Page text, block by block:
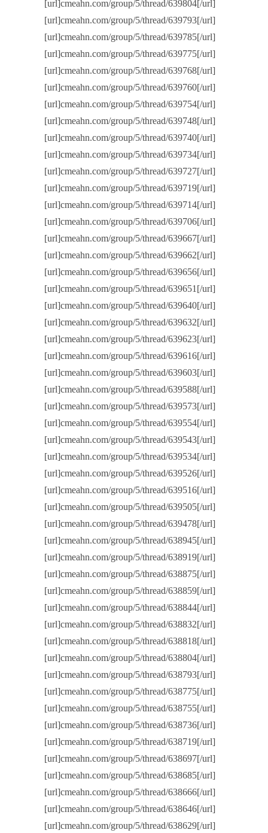
[url]cmeahn.com/group/5/thread/639804[/url]
[url]cmeahn.com/group/5/thread/639793[/url]
[url]cmeahn.com/group/5/thread/639785[/url]
[url]cmeahn.com/group/5/thread/639775[/url]
[url]cmeahn.com/group/5/thread/639768[/url]
[url]cmeahn.com/group/5/thread/639760[/url]
[url]cmeahn.com/group/5/thread/639754[/url]
[url]cmeahn.com/group/5/thread/639748[/url]
[url]cmeahn.com/group/5/thread/639740[/url]
[url]cmeahn.com/group/5/thread/639734[/url]
[url]cmeahn.com/group/5/thread/639727[/url]
[url]cmeahn.com/group/5/thread/639719[/url]
[url]cmeahn.com/group/5/thread/639714[/url]
[url]cmeahn.com/group/5/thread/639706[/url]
[url]cmeahn.com/group/5/thread/639667[/url]
[url]cmeahn.com/group/5/thread/639662[/url]
[url]cmeahn.com/group/5/thread/639656[/url]
[url]cmeahn.com/group/5/thread/639651[/url]
[url]cmeahn.com/group/5/thread/639640[/url]
[url]cmeahn.com/group/5/thread/639632[/url]
[url]cmeahn.com/group/5/thread/639623[/url]
[url]cmeahn.com/group/5/thread/639616[/url]
[url]cmeahn.com/group/5/thread/639603[/url]
[url]cmeahn.com/group/5/thread/639588[/url]
[url]cmeahn.com/group/5/thread/639573[/url]
[url]cmeahn.com/group/5/thread/639554[/url]
[url]cmeahn.com/group/5/thread/639543[/url]
[url]cmeahn.com/group/5/thread/639534[/url]
[url]cmeahn.com/group/5/thread/639526[/url]
[url]cmeahn.com/group/5/thread/639516[/url]
[url]cmeahn.com/group/5/thread/639505[/url]
[url]cmeahn.com/group/5/thread/639478[/url]
[url]cmeahn.com/group/5/thread/638945[/url]
[url]cmeahn.com/group/5/thread/638919[/url]
[url]cmeahn.com/group/5/thread/638875[/url]
[url]cmeahn.com/group/5/thread/638859[/url]
[url]cmeahn.com/group/5/thread/638844[/url]
[url]cmeahn.com/group/5/thread/638832[/url]
[url]cmeahn.com/group/5/thread/638818[/url]
[url]cmeahn.com/group/5/thread/638804[/url]
[url]cmeahn.com/group/5/thread/638793[/url]
[url]cmeahn.com/group/5/thread/638775[/url]
[url]cmeahn.com/group/5/thread/638755[/url]
[url]cmeahn.com/group/5/thread/638736[/url]
[url]cmeahn.com/group/5/thread/638719[/url]
[url]cmeahn.com/group/5/thread/638697[/url]
[url]cmeahn.com/group/5/thread/638685[/url]
[url]cmeahn.com/group/5/thread/638666[/url]
[url]cmeahn.com/group/5/thread/638646[/url]
[url]cmeahn.com/group/5/thread/638629[/url]